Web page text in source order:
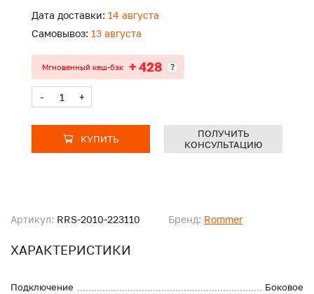
Артикул: RRS-2010-223110 Бренд: Rommer
ХАРАКТЕРИСТИКИ
Подключение
Боковое
Дата доставки: 14 августа
Самовывоз: 13 августа
Мгновенный кеш-бэк + 428 ?
- +
КУПИТЬ
ПОЛУЧИТЬ
КОНСУЛЬТАЦИЮ